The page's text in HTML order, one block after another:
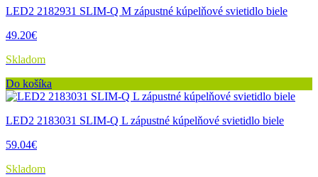
LED2 2182931 SLIM-Q M zápustné kúpelňové svietidlo biele
49.20€
Skladom
Do košíka
LED2 2183031 SLIM-Q L zápustné kúpelňové svietidlo biele
59.04€
Skladom